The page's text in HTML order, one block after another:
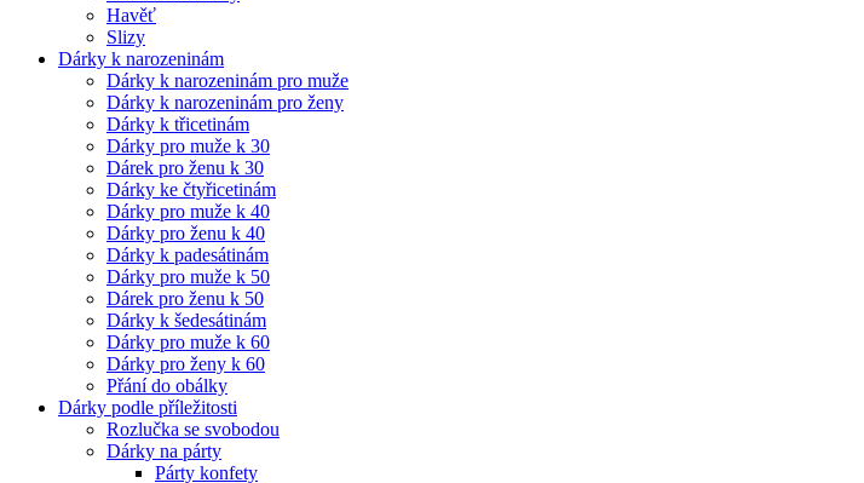
Havěť
Slizy
Dárky k narozeninám
Dárky k narozeninám pro muže
Dárky k narozeninám pro ženy
Dárky k třicetinám
Dárky pro muže k 30
Dárek pro ženu k 30
Dárky ke čtyřicetinám
Dárky pro muže k 40
Dárky pro ženu k 40
Dárky k padesátinám
Dárky pro muže k 50
Dárek pro ženu k 50
Dárky k šedesátinám
Dárky pro muže k 60
Dárky pro ženy k 60
Přání do obálky
Dárky podle příležitosti
Rozlučka se svobodou
Dárky na párty
Párty konfety